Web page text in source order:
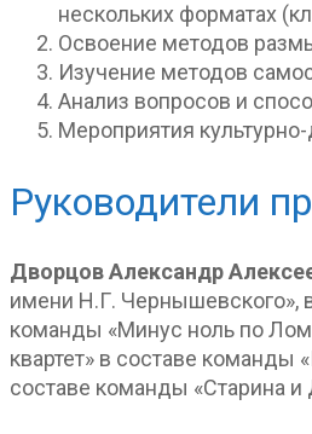
нескольких форматах
Освоение методов
Изучение методов
Анализ вопросов и
Мероприятия
Руководители
Дворцов Александр
имени Н.Г. Чернышевского»,
команды «Минус ноль по
квартет» в составе команды
составе команды «Старина